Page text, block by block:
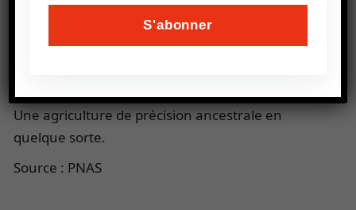
Pour ces agriculteurs dont la survie dépendait
Une agriculture de précision ancestrale en
quelque sorte.
Source : PNAS